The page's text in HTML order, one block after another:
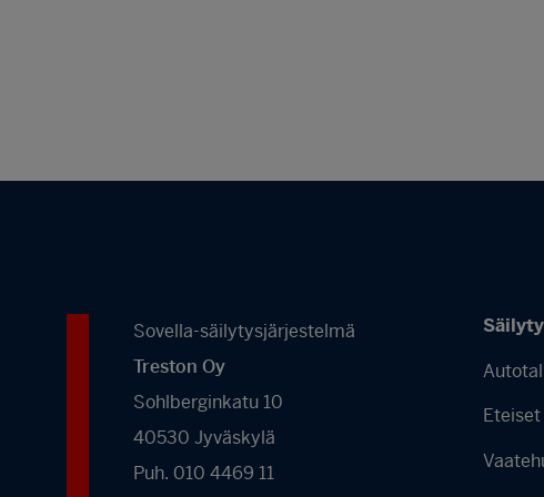
Sovella-säilytysjärjestelmä
Treston Oy
Sohlberginkatu 10
40530 Jyväskylä
Puh. 010 4469 11
-
Eteiset